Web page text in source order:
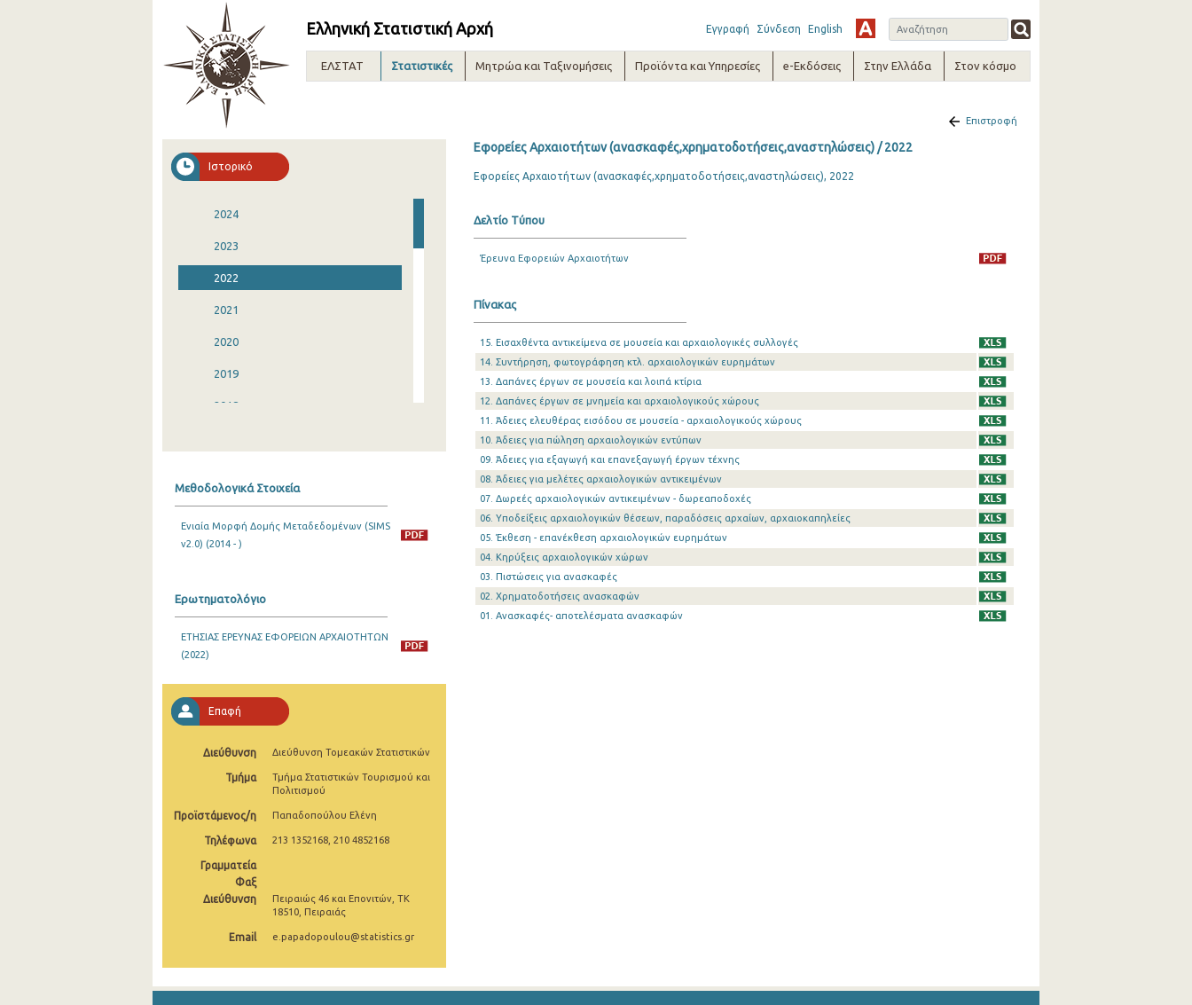
Ελληνική Στατιστική Αρχή Εγγραφή Σύνδεση English
ΕΛΣΤΑΤ Στατιστικές Μητρώα και Ταξινομήσεις Προϊόντα και Υπηρεσίες e-Εκδόσεις Στην Ελλάδα Στον κόσμο
Ιστορικό
2024
2023
2022
2021
2020
2019
2018
2014
2012
2008
2007
2005
2003
Μεθοδολογικά Στοιχεία
Ενιαία Μορφή Δομής Μεταδεδομένων (SIMS
v2.0) (2014 - )
Ερωτηματολόγιο
ΕΤΗΣΙΑΣ ΕΡΕΥΝΑΣ ΕΦΟΡΕΙΩΝ ΑΡΧΑΙΟΤΗΤΩΝ
(2022)
Επαφή
Διεύθυνση Διεύθυνση Τομεακών Στατιστικών
Τμήμα
Τμήμα Στατιστικών Τουρισμού και
Πολιτισμού
Προϊστάμενος/η Παπαδοπούλου Ελένη
Τηλέφωνα 213 1352168, 210 4852168
Γραμματεία
Φαξ
Διεύθυνση
Πειραιώς 46 και Επονιτών, ΤΚ
18510, Πειραιάς
Email e.papadopoulou@statistics.gr
Επιστροφή
Εφορείες Αρχαιοτήτων (ανασκαφές,χρηματοδοτήσεις,αναστηλώσεις) / 2022
Εφορείες Αρχαιοτήτων (ανασκαφές,χρηματοδοτήσεις,αναστηλώσεις), 2022
Δελτίο Τύπου
Έρευνα Εφορειών Αρχαιοτήτων
Πίνακας
15. Εισαχθέντα αντικείμενα σε μουσεία και αρχαιολογικές συλλογές
14. Συντήρηση, φωτογράφηση κτλ. αρχαιολογικών ευρημάτων
13. Δαπάνες έργων σε μουσεία και λοιπά κτίρια
12. Δαπάνες έργων σε μνημεία και αρχαιολογικούς χώρους
11. Άδειες ελευθέρας εισόδου σε μουσεία - αρχαιολογικούς χώρους
10. Άδειες για πώληση αρχαιολογικών εντύπων
09. Άδειες για εξαγωγή και επανεξαγωγή έργων τέχνης
08. Άδειες για μελέτες αρχαιολογικών αντικειμένων
07. Δωρεές αρχαιολογικών αντικειμένων - δωρεαποδοχές
06. Υποδείξεις αρχαιολογικών θέσεων, παραδόσεις αρχαίων, αρχαιοκαπηλείες
05. Έκθεση - επανέκθεση αρχαιολογικών ευρημάτων
04. Κηρύξεις αρχαιολογικών χώρων
03. Πιστώσεις για ανασκαφές
02. Χρηματοδοτήσεις ανασκαφών
01. Ανασκαφές- αποτελέσματα ανασκαφών